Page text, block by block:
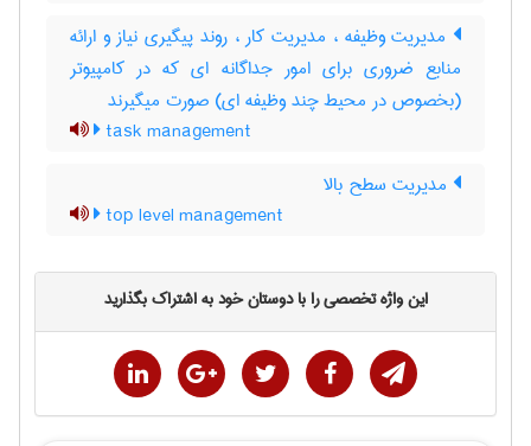
مدیریت وظیفه ، مدیریت کار ، روند پیگیری نیاز و ارائه
منابع ضروری برای امور جداگانه ای که در کامپیوتر
(بخصوص در محیط چند وظیفه ای) صورت میگیرند
task management
مدیریت سطح بالا
top level management
این واژه تخصصی را با دوستان خود به اشتراک بگذارید